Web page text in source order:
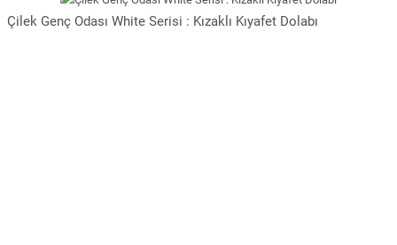
Çilek Genç Odası White Serisi : Kızaklı Kıyafet Dolabı